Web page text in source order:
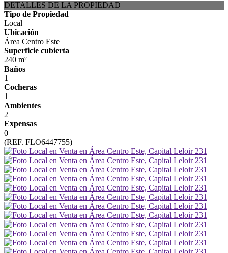
DETALLES DE LA PROPIEDAD
Tipo de Propiedad
Local
Ubicación
Área Centro Este
Superficie cubierta
240 m²
Baños
1
Cocheras
1
Ambientes
2
Expensas
0
(REF. FLO6447755)